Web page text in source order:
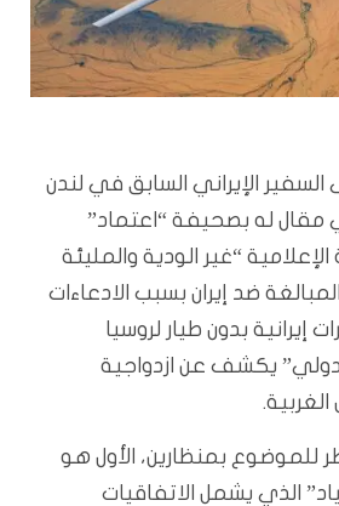
الإيراني السابق في لندن
له بصحيفة “اعتماد”
الإعلامية “غير الودية والمليئة
ضد إيران بسبب الادعاءات
إيرانية بدون طيار لروسيا
يكشف عن ازدواجية
الغربية.
للموضوع بمنظارين، الأول هو
الذي يشمل الاتفاقيات